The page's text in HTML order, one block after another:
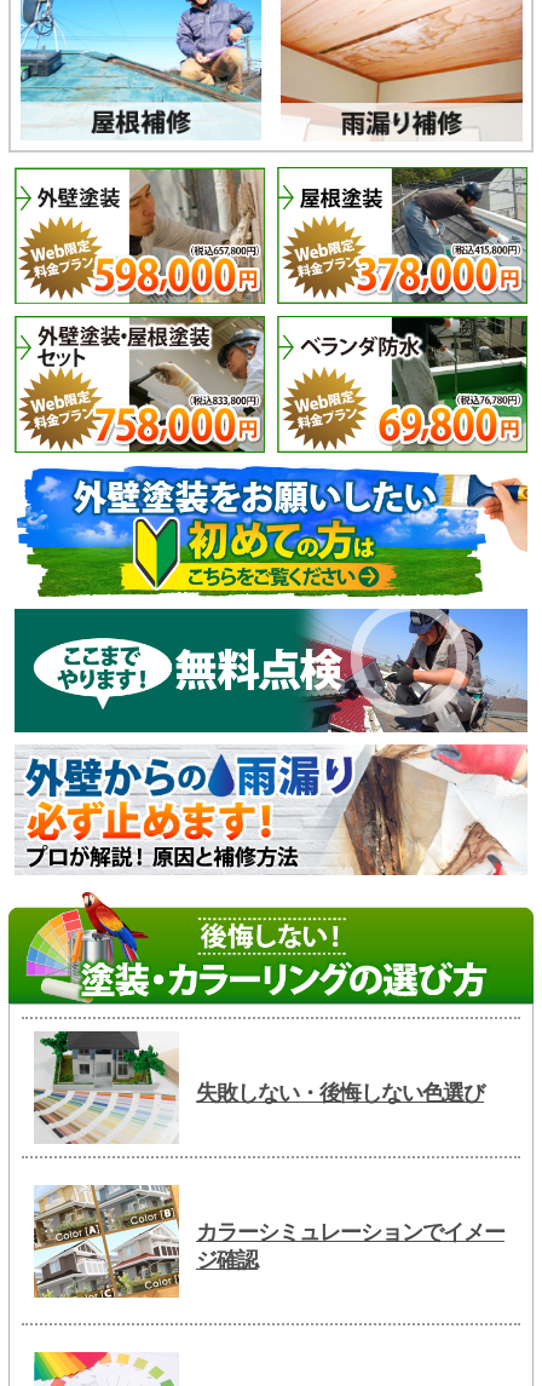
失敗しない・後悔しない色選び
カラーシミュレーションでイメー
ジ確認